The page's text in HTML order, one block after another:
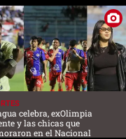
celebra, exOlimpia
y las chicas que
en el Nacional